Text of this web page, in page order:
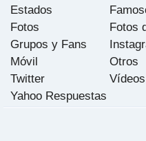
Estados
Fotos
Fotos
Grupos y Fans
Móvil
Otros
Twitter
Vídeos
Yahoo Respuestas